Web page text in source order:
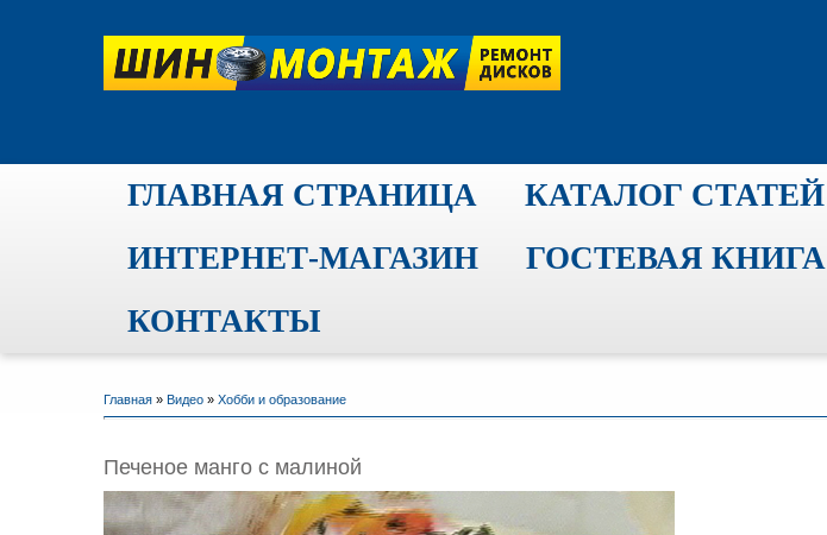
ГЛАВНАЯ СТРАНИЦА КАТАЛОГ СТАТЕЙ
ИНТЕРНЕТ-МАГАЗИН
ГОСТЕВАЯ КНИГА
КОНТАКТЫ
Главная » Видео » Хобби и образование
Печеное манго с малиной